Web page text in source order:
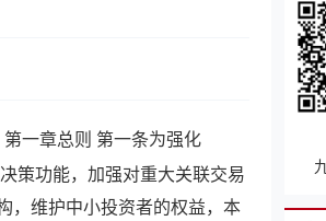
一章总则 第一条为强化
策功能，加强对重大关联交易
，维护中小投资者的权益，本